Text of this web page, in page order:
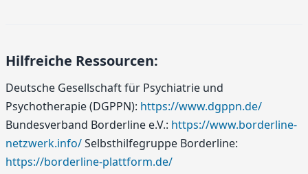
Hilfreiche Ressourcen:
Deutsche Gesellschaft für Psychiatrie und
Psychotherapie (DGPPN): https://www.dgppn.de/
Bundesverband Borderline e.V.: https://www.borderline-
netzwerk.info/Selbsthilfegruppe Borderline:
https://borderline-plattform.de/